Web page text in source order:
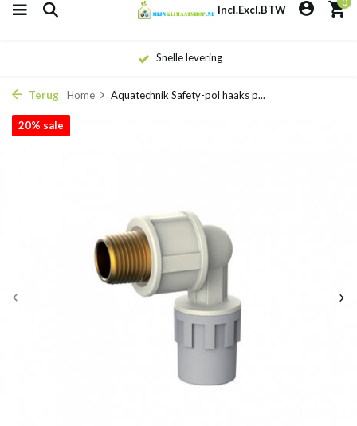
Incl.Excl.BTW
Snelle levering
Terug Home Aquatechnik Safety-pol haaks p...
20% sale